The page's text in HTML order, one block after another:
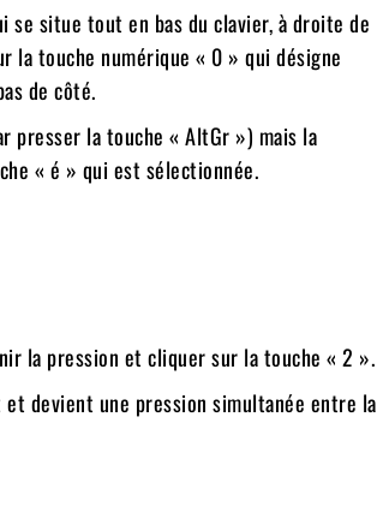
se situe tout en bas du clavier, à droite de
la touche numérique « 0 » qui désigne
de côté.
presser la touche « AltGr ») mais la
« é » qui est sélectionnée.
la pression et cliquer sur la touche « 2 ».
et devient une pression simultanée entre la